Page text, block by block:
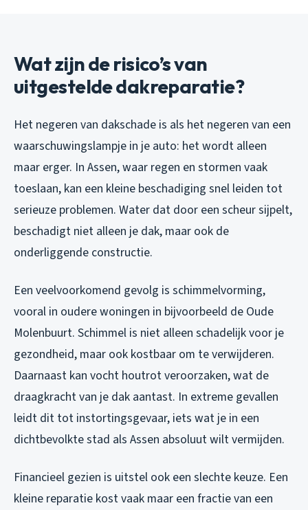
Wat zijn de risico’s van
uitgestelde dakreparatie?
Het negeren van dakschade is als het negeren van een
waarschuwingslampje in je auto: het wordt alleen
maar erger. In Assen, waar regen en stormen vaak
toeslaan, kan een kleine beschadiging snel leiden tot
serieuze problemen. Water dat door een scheur sijpelt,
beschadigt niet alleen je dak, maar ook de
onderliggende constructie.
Een veelvoorkomend gevolg is schimmelvorming,
vooral in oudere woningen in bijvoorbeeld de Oude
Molenbuurt. Schimmel is niet alleen schadelijk voor je
gezondheid, maar ook kostbaar om te verwijderen.
Daarnaast kan vocht houtrot veroorzaken, wat de
draagkracht van je dak aantast. In extreme gevallen
leidt dit tot instortingsgevaar, iets wat je in een
dichtbevolkte stad als Assen absoluut wilt vermijden.
Financieel gezien is uitstel ook een slechte keuze. Een
kleine reparatie kost vaak maar een fractie van een